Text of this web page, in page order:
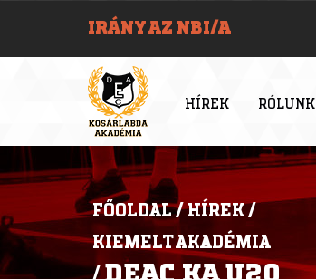
IRÁNY AZ NBI/A
HÍREK RÓLUNK
FŐOLDAL / HÍREK /
KIEMELT AKADÉMIA
/